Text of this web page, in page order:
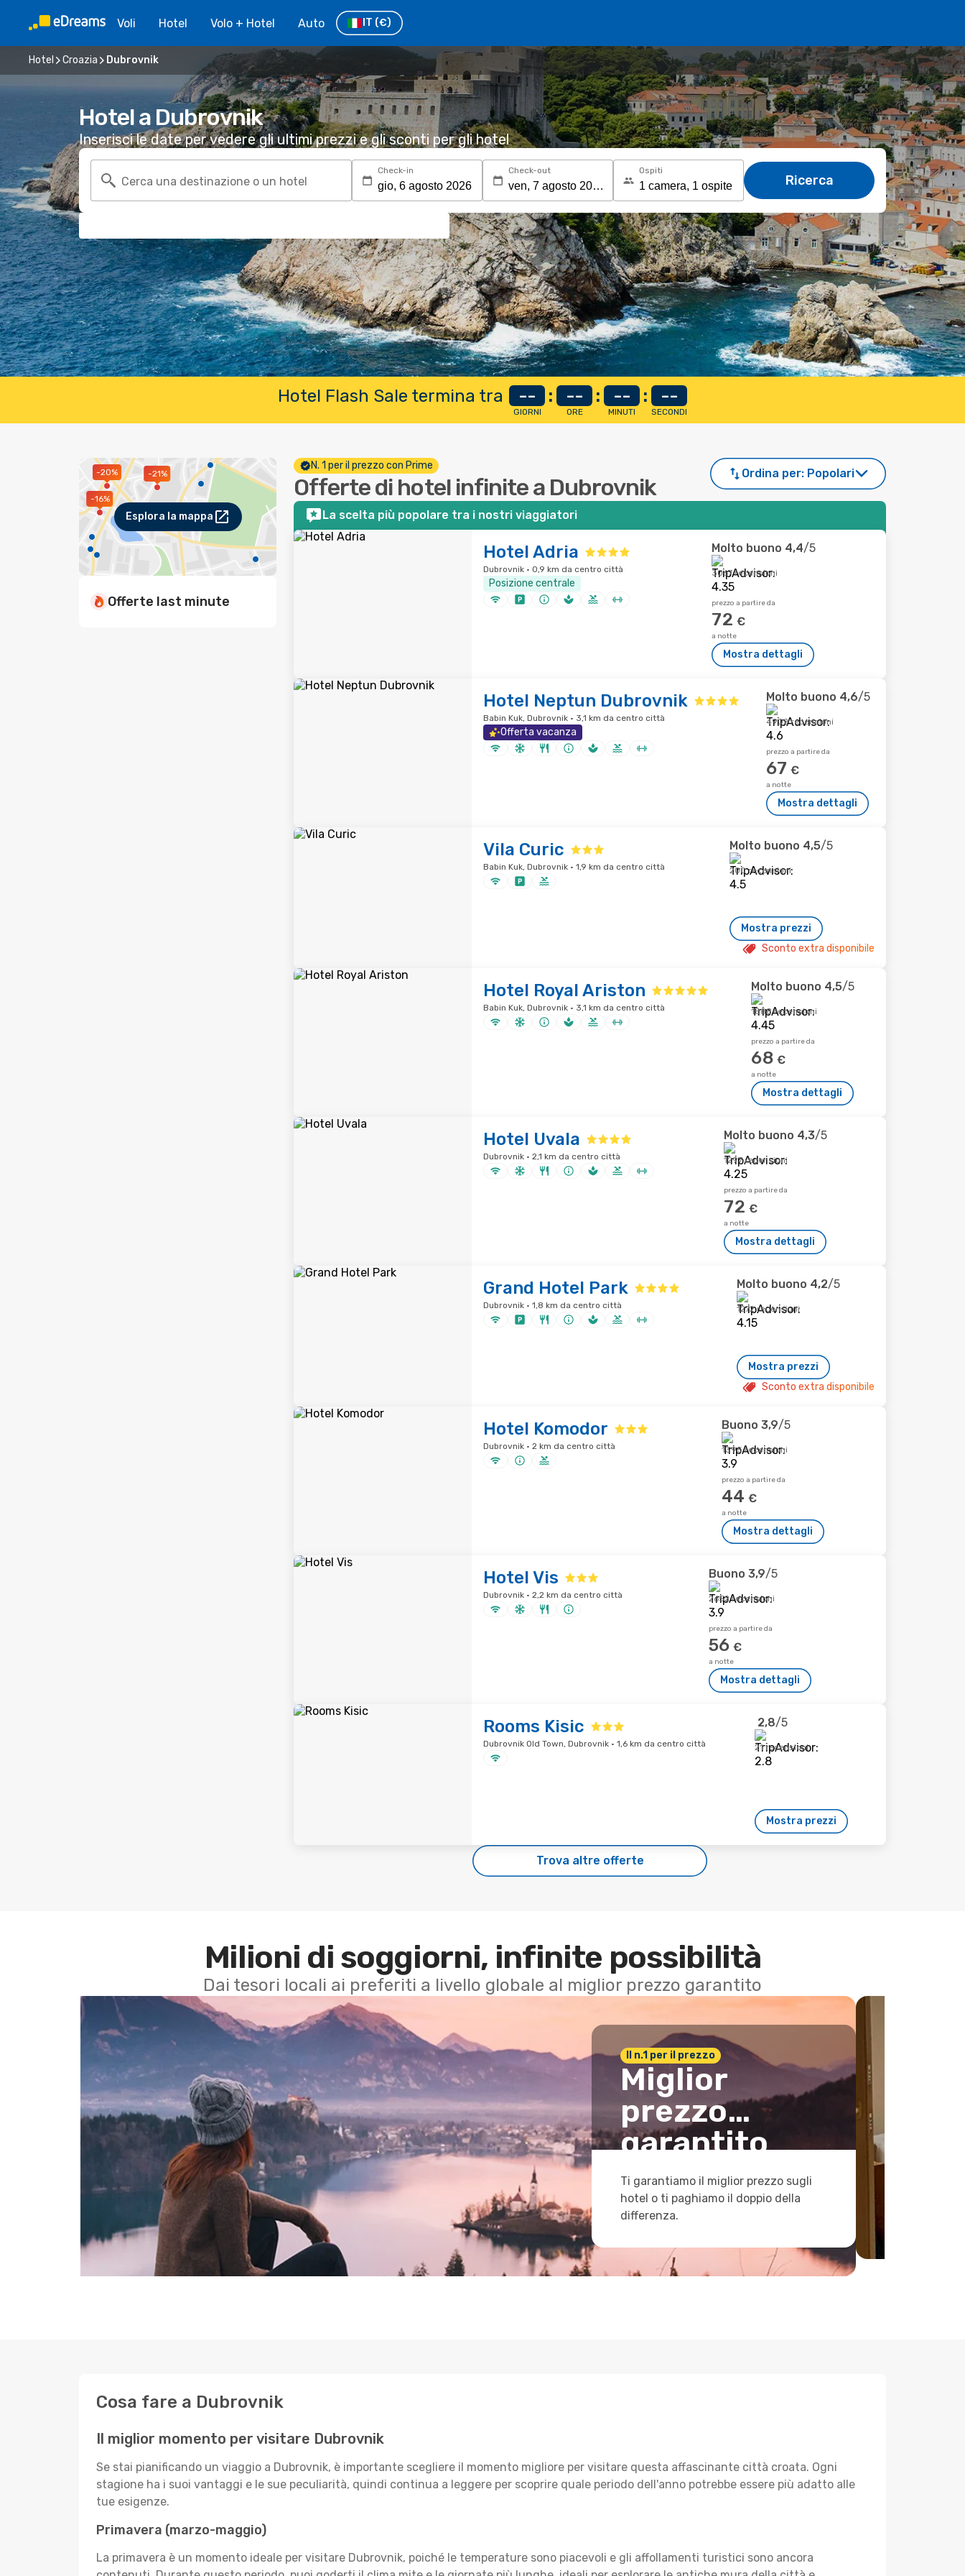
Voli Hotel Volo + Hotel Auto IT (€)
Hotel Croazia Dubrovnik
Hotel a Dubrovnik
Inserisci le date per vedere gli ultimi prezzi e gli sconti per gli hotel
Cerca una destinazione o un hotel
Check-in Check-out Ospiti
Ricerca
Hotel Flash Sale termina tra --
GIORNI
: --
ORE
: --
MINUTI
: --
SECONDI
-21%
-20%
-16%
Esplora la mappa
Offerte last minute
N. 1 per il prezzo con Prime
Offerte di hotel infinite a Dubrovnik
Ordina per: Popolari
La scelta più popolare tra i nostri viaggiatori
Hotel Adria
Dubrovnik · 0,9 km da centro città
Posizione centrale
Molto buono 4,4/5
3067 recensioni
prezzo a partire da
72 €
a notte
Mostra dettagli
Hotel Neptun Dubrovnik
Babin Kuk, Dubrovnik · 3,1 km da centro città
Offerta vacanza
Molto buono 4,6/5
4902 recensioni
prezzo a partire da
67 €
a notte
Mostra dettagli
Vila Curic
Babin Kuk, Dubrovnik · 1,9 km da centro città
Molto buono 4,5/5
200 recensioni
Mostra prezzi
Sconto extra disponibile
Hotel Royal Ariston
Babin Kuk, Dubrovnik · 3,1 km da centro città
Molto buono 4,5/5
1888 recensioni
prezzo a partire da
68 €
a notte
Mostra dettagli
Hotel Uvala
Dubrovnik · 2,1 km da centro città
Molto buono 4,3/5
1297 recensioni
prezzo a partire da
72 €
a notte
Mostra dettagli
Grand Hotel Park
Dubrovnik · 1,8 km da centro città
Molto buono 4,2/5
1272 recensioni
Mostra prezzi
Sconto extra disponibile
Hotel Komodor
Dubrovnik · 2 km da centro città
Buono 3,9/5
1395 recensioni
prezzo a partire da
44 €
a notte
Mostra dettagli
Hotel Vis
Dubrovnik · 2,2 km da centro città
Buono 3,9/5
2652 recensioni
prezzo a partire da
56 €
a notte
Mostra dettagli
Rooms Kisic
Dubrovnik Old Town, Dubrovnik · 1,6 km da centro città
2,8/5
21 recensioni
Mostra prezzi
Trova altre offerte
Milioni di soggiorni, infinite possibilità
Dai tesori locali ai preferiti a livello globale al miglior prezzo garantito
Il n.1 per il prezzo
Miglior
prezzo
garantito
Ti garantiamo il miglior prezzo sugli
hotel o ti paghiamo il doppio della
differenza.
Cosa fare a Dubrovnik
Il miglior momento per visitare Dubrovnik
Se stai pianificando un viaggio a Dubrovnik, è importante scegliere il momento migliore per visitare questa affascinante città croata. Ogni
stagione ha i suoi vantaggi e le sue peculiarità, quindi continua a leggere per scoprire quale periodo dell'anno potrebbe essere più adatto alle
tue esigenze.
Primavera (marzo-maggio)
La primavera è un momento ideale per visitare Dubrovnik, poiché le temperature sono piacevoli e gli affollamenti turistici sono ancora